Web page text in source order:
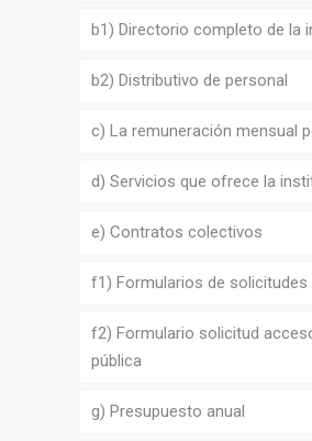
b1) Directorio completo de la
b2) Distributivo de personal
c) La remuneración mensual
d) Servicios que ofrece la
e) Contratos colectivos
f1) Formularios de solicitudes
f2) Formulario solicitud
pública
g) Presupuesto anual